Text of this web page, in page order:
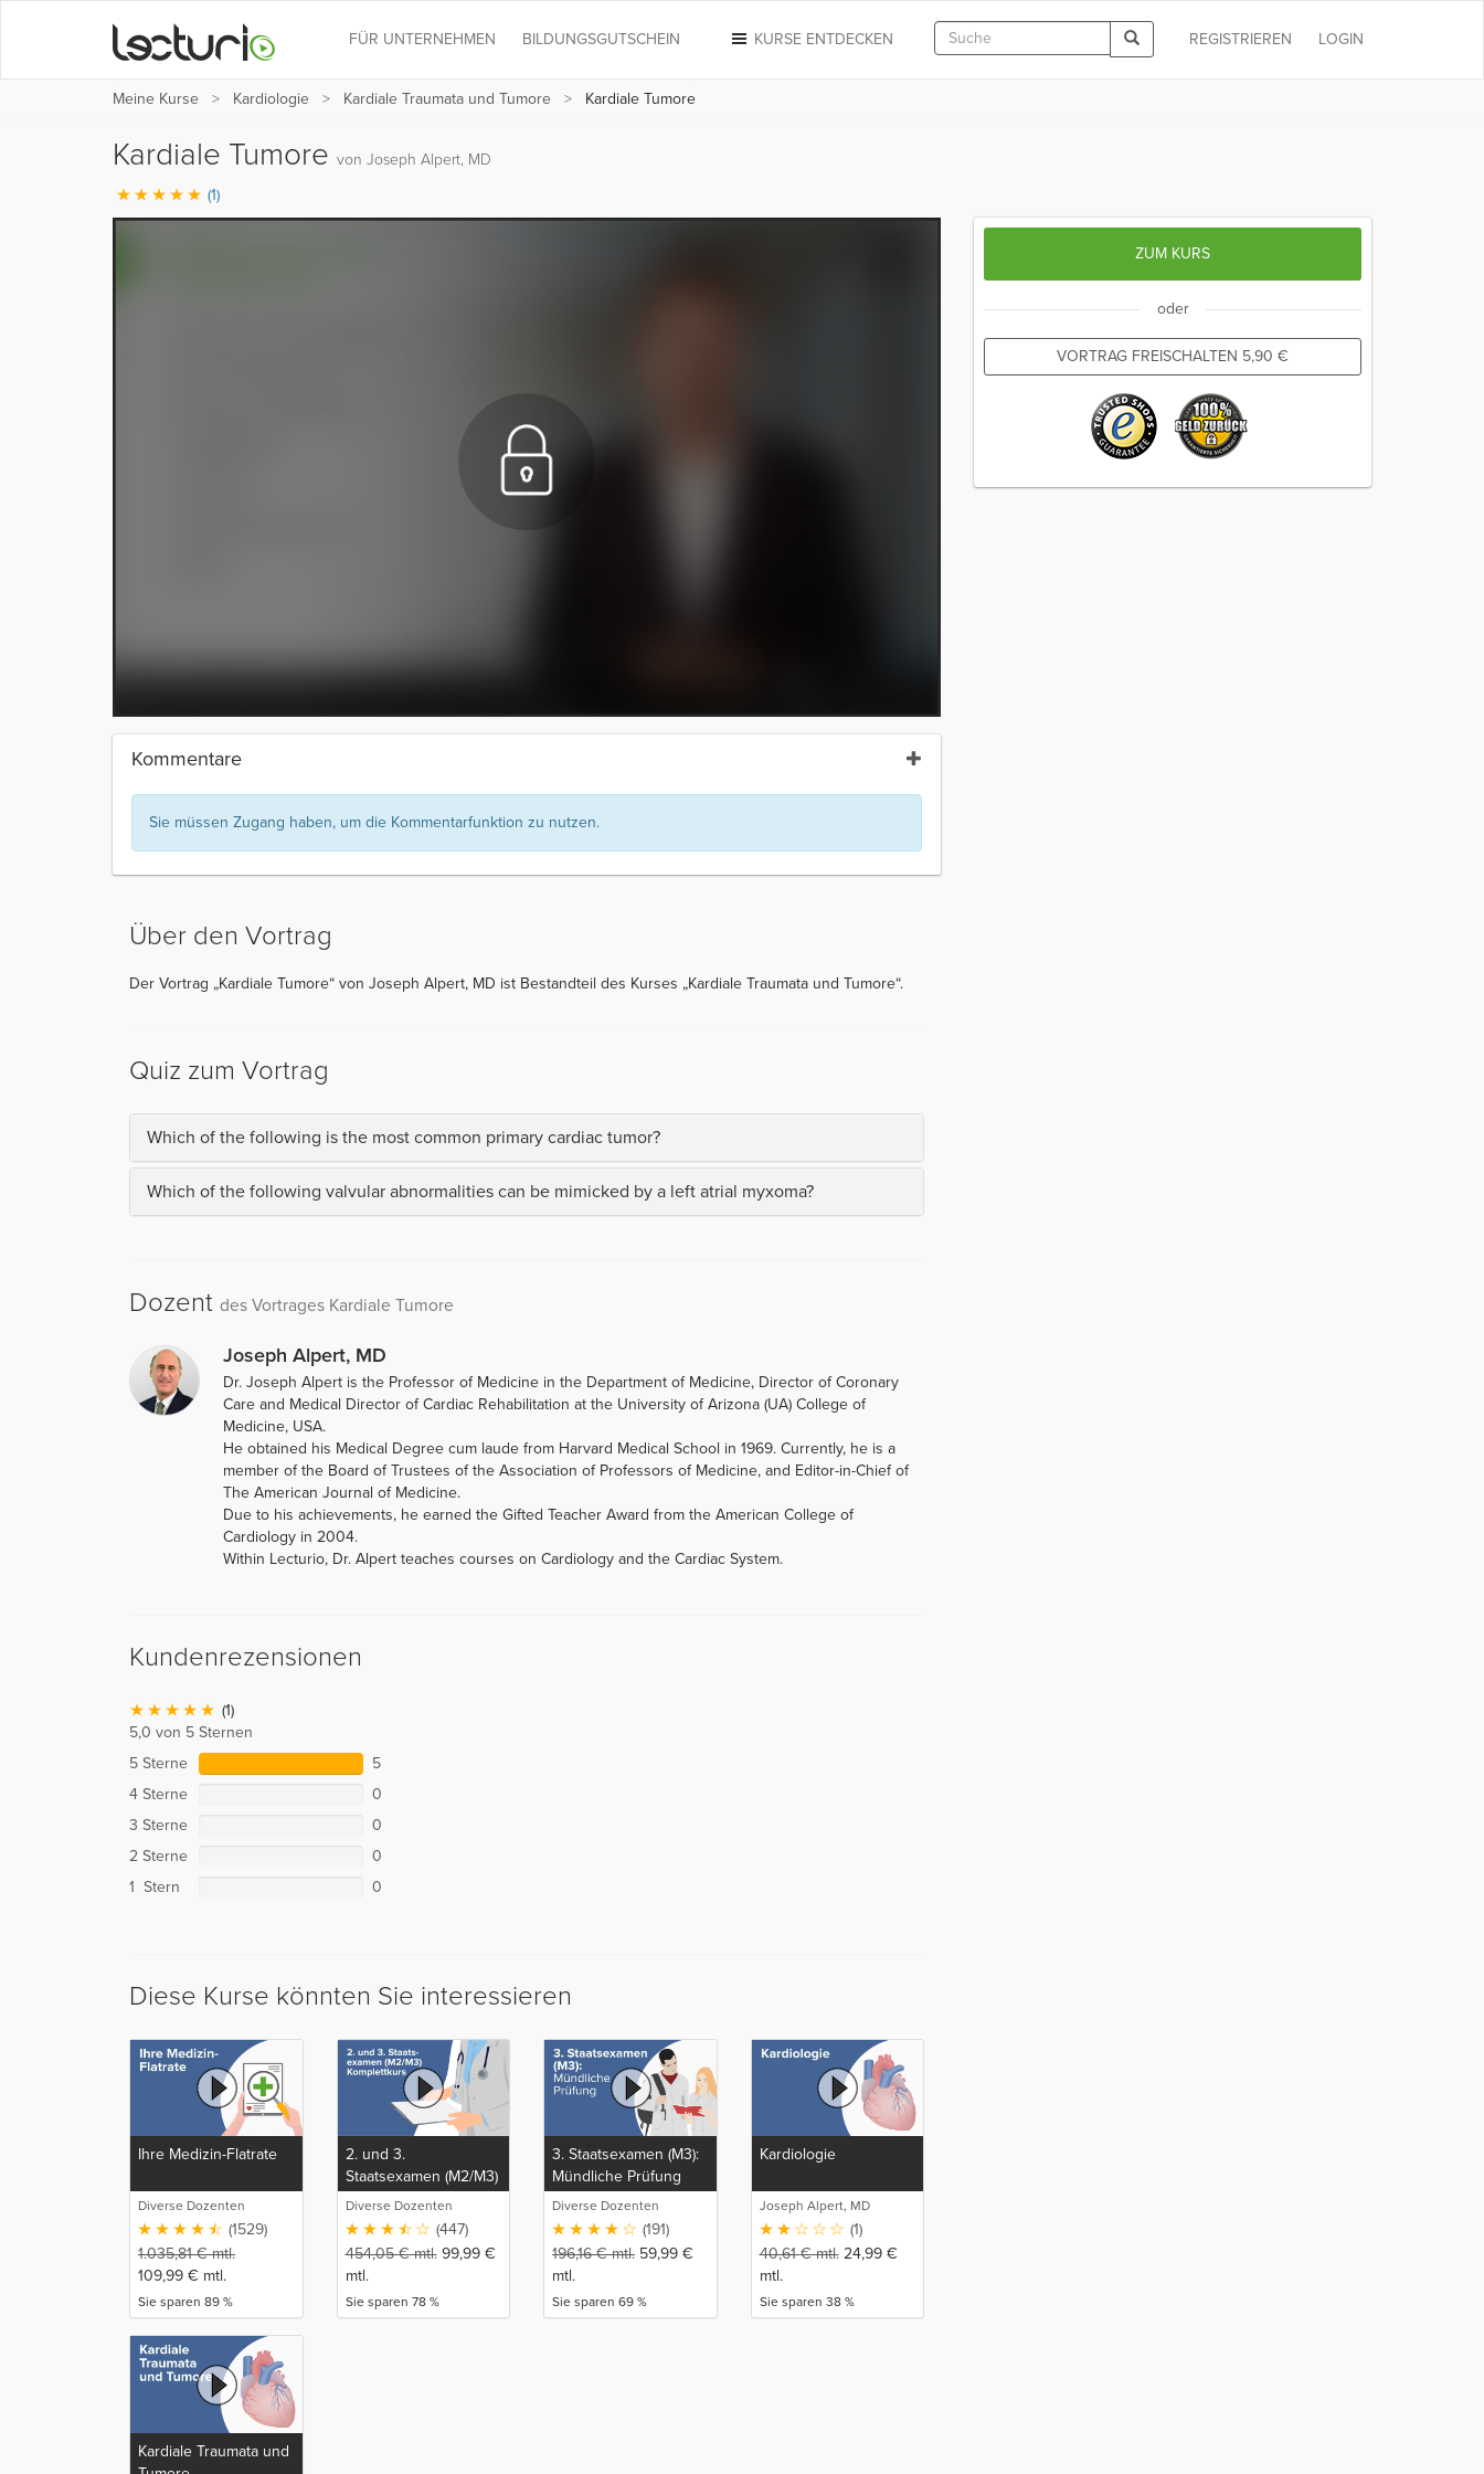
LOGIN
REGISTRIEREN
KURSE ENTDECKEN
FÜR UNTERNEHMEN BILDUNGSGUTSCHEIN
Meine Kurse Kardiologie Kardiale Traumata und Tumore Kardiale Tumore
Kardiale Tumore von Joseph Alpert, MD
(1)
Kommentare
Sie müssen Zugang haben, um die Kommentarfunktion zu nutzen.
Über den Vortrag
Der Vortrag „Kardiale Tumore“ von Joseph Alpert, MD ist Bestandteil des Kurses „Kardiale Traumata und Tumore“.
Quiz zum Vortrag
Which of the following is the most common primary cardiac tumor?
Which of the following valvular abnormalities can be mimicked by a left atrial myxoma?
Dozent des Vortrages Kardiale Tumore
Joseph Alpert, MD
Dr. Joseph Alpert is the Professor of Medicine in the Department of Medicine, Director of Coronary
Care and Medical Director of Cardiac Rehabilitation at the University of Arizona (UA) College of
Medicine, USA.
He obtained his Medical Degree cum laude from Harvard Medical School in 1969. Currently, he is a
member of the Board of Trustees of the Association of Professors of Medicine, and Editor-in-Chief of
The American Journal of Medicine.
Due to his achievements, he earned the Gifted Teacher Award from the American College of
Cardiology in 2004.
Within Lecturio, Dr. Alpert teaches courses on Cardiology and the Cardiac System.
Kundenrezensionen
(1)
5,0 von 5 Sternen
5 Sterne
5
4 Sterne
0
3 Sterne
0
2 Sterne
0
1 Stern
0
Diese Kurse könnten Sie interessieren
Ihre Medizin-Flatrate
Diverse Dozenten
(1529)
1.035,81€mtl.
109,99 € mtl.
Sie sparen 89 %
2. und 3.
Staatsexamen (M2/M3)
Komplettkurs
Diverse Dozenten
(447)
454,05€mtl. 99,99 €
mtl.
Sie sparen 78 %
3. Staatsexamen (M3):
Mündliche Prüfung
Diverse Dozenten
(191)
196,16€mtl. 59,99 €
mtl.
Sie sparen 69 %
Kardiologie
Joseph Alpert, MD
(1)
40,61€mtl. 24,99 €
mtl.
Sie sparen 38 %
Kardiale Traumata und
ZUM KURS
oder
VORTRAG FREISCHALTEN 5,90 €